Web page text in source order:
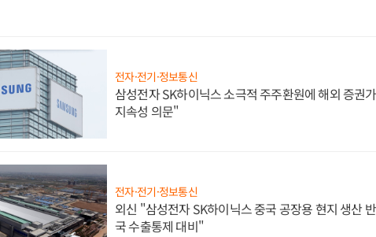
전자·전기·정보통신
삼성전자 SK하이닉스 소극적 주주환원에 해외 증권
지속성 의문"
전자·전기·정보통신
외신 "삼성전자 SK하이닉스 중국 공장용 현지 생산
국 수출통제 대비"